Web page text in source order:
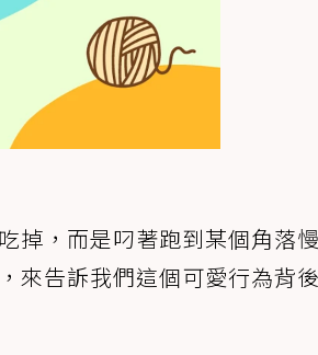
掉，而是叼著跑到某個角落
來告訴我們這個可愛行為背